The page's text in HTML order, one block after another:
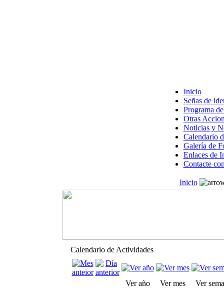
Inicio
Señas de
Programa
Otras
Noticias y
Calendario
Galería de
Enlaces de
Contacte
Inicio
Calendario de Actividades
Ver año Ver mes
Ver